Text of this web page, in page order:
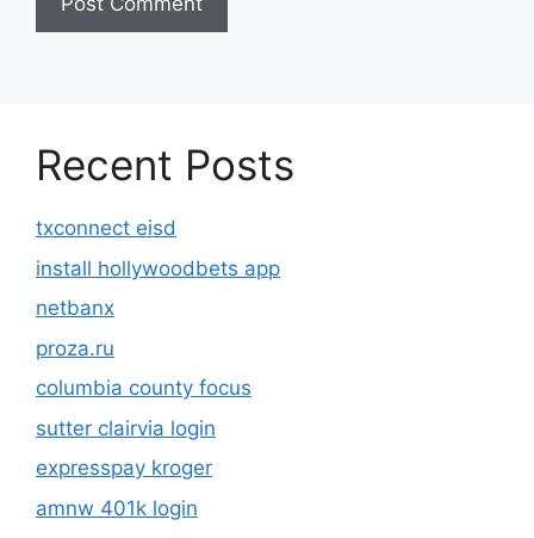
Recent Posts
txconnect eisd
install hollywoodbets app
netbanx
proza.ru
columbia county focus
sutter clairvia login
expresspay kroger
amnw 401k login